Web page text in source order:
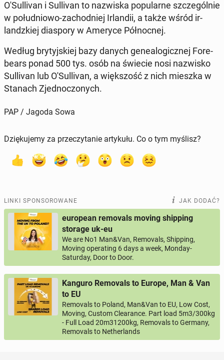
O'Sul­li­van i Sul­li­van to na­zwi­ska po­pu­lar­ne szcze­gól­nie
w po­łu­dnio­wo-za­chod­niej Ir­lan­dii, a także wśród ir­
landz­kiej dia­spo­ry w Ameryce Pół­noc­nej.
Według bry­tyj­skiej bazy danych ge­ne­alo­gicz­nej Fo­re­
be­ars ponad 500 tys. osób na świecie nosi na­zwi­sko
Sul­li­van lub O'Sul­li­van, a więk­szość z nich mieszka w
Stanach Zjed­no­czo­nych.
PAP / Jagoda Sowa
Dziękujemy za przeczytanie artykułu. Co o tym myślisz?
LINKI SPONSOROWANE JAK DODAĆ?
european removals moving shipping
storage uk-eu
We are No1 Man&Van, Removals, Shipping,
Moving operating 6 days a week, Monday-
Saturday, Door to Door.
Kanguro Removals to Europe, Man & Van
to EU
Removals to Poland, Man&Van to EU, Low Cost,
Moving, Custom Clearance. Part load 5m3/300kg
- Full Load 20m31200kg, Removals to Germany,
Removals to Netherlands